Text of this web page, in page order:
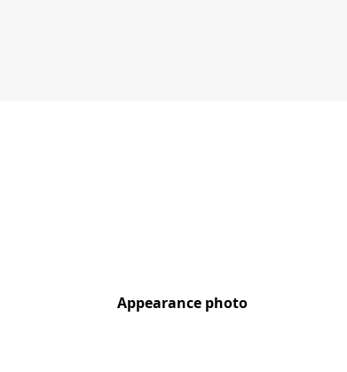
Appearance photo